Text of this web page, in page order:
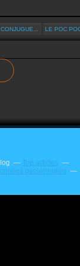
LE POC
Top articles
personnelles